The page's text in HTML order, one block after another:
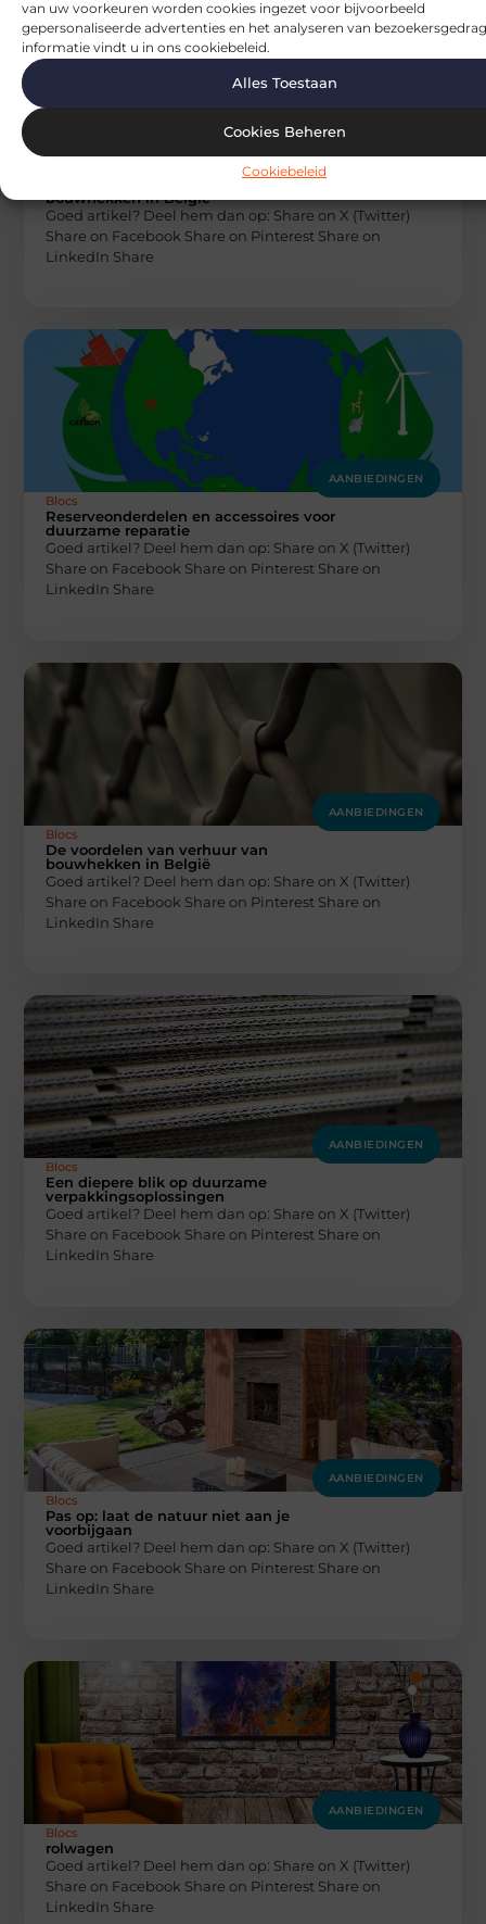
van uw voorkeuren worden cookies ingezet voor bijvoorbeeld
gepersonaliseerde advertenties en het analyseren van
informatie vindt u in ons cookiebeleid.
Alles Toestaan
Cookies Beheren
Cookiebeleid
Innovatieve oplossingen voor
bouwhekken in België
Goed artikel? Deel hem dan op: Share on X (Twitter)
Share on Facebook Share on Pinterest Share on
LinkedIn Share
AANBIEDINGEN
Blocs
Reserveonderdelen en accessoires voor
duurzame reparatie
Goed artikel? Deel hem dan op: Share on X (Twitter)
Share on Facebook Share on Pinterest Share on
LinkedIn Share
AANBIEDINGEN
Blocs
De voordelen van verhuur van
bouwhekken in België
Goed artikel? Deel hem dan op: Share on X (Twitter)
Share on Facebook Share on Pinterest Share on
LinkedIn Share
AANBIEDINGEN
Blocs
Een diepere blik op duurzame
verpakkingsoplossingen
Goed artikel? Deel hem dan op: Share on X (Twitter)
Share on Facebook Share on Pinterest Share on
LinkedIn Share
AANBIEDINGEN
Blocs
Pas op: laat de natuur niet aan je
voorbijgaan
Goed artikel? Deel hem dan op: Share on X (Twitter)
Share on Facebook Share on Pinterest Share on
LinkedIn Share
AANBIEDINGEN
Blocs
rolwagen
Goed artikel? Deel hem dan op: Share on X (Twitter)
Share on Facebook Share on Pinterest Share on
LinkedIn Share